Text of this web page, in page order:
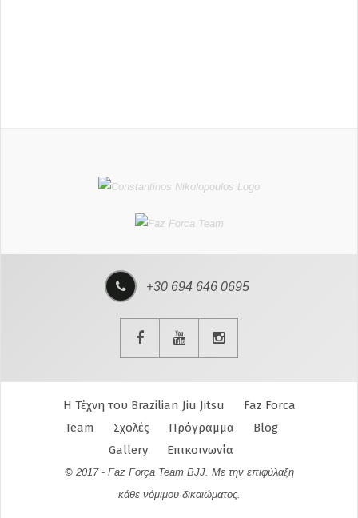
+30 694 646 0695
Η Τέχνη του Brazilian Jiu Jitsu
Faz Forca
Team
Σχολές Πρόγραμμα
Blog
Gallery
Επικοινωνία
© 2017 - Faz Força Team BJJ. Με την επιφύλαξη
κάθε νόμιμου δικαιώματος.